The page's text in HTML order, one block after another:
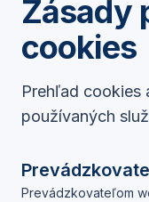
Zásady
cookies
Prehľad cookies
používaných
Prevádzkovateľom